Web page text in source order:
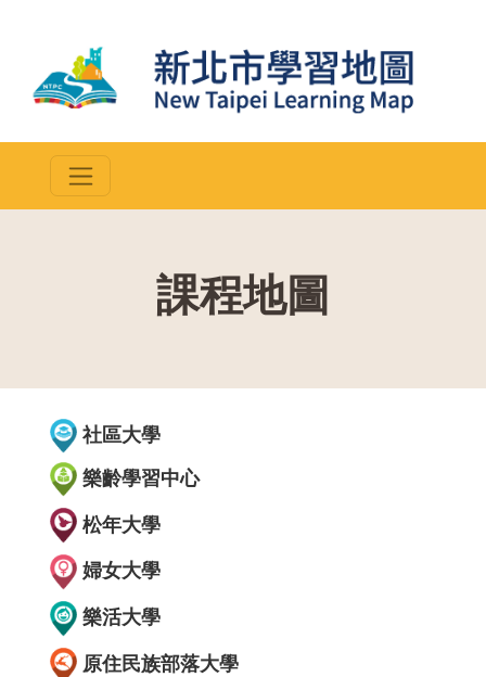
課程地圖
社區大學
樂齡學習中心
松年大學
婦女大學
樂活大學
原住民族部落大學